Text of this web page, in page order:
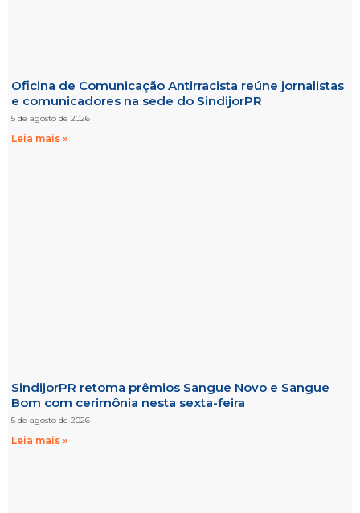
Oficina de Comunicação Antirracista reúne jornalistas
e comunicadores na sede do SindijorPR
5 de agosto de 2026
Leia mais »
SindijorPR retoma prêmios Sangue Novo e Sangue
Bom com cerimônia nesta sexta-feira
5 de agosto de 2026
Leia mais »